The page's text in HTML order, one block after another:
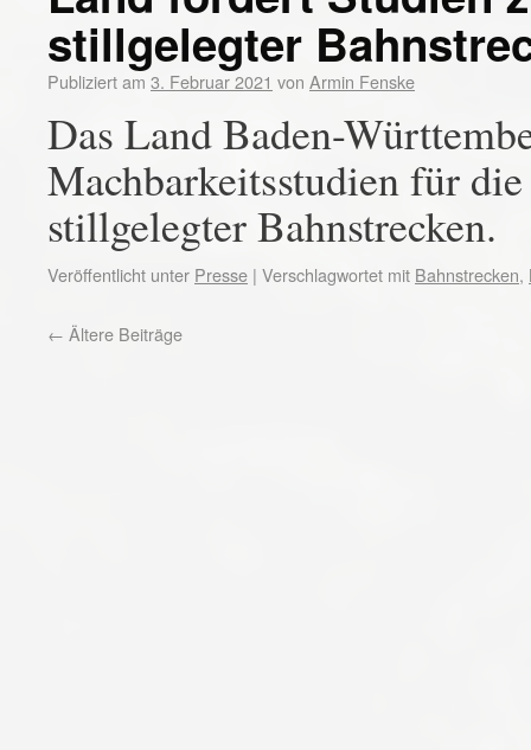
stillgelegter
Publiziert am 3. Februar 2021 von Armin Fenske
Das Land Baden-
Machbarkeitsstudien für
stillgelegter Bahnstrecken.
Veröffentlicht unter Presse | Verschlagwortet mit Bahnstrecken,
← Ältere Beiträge